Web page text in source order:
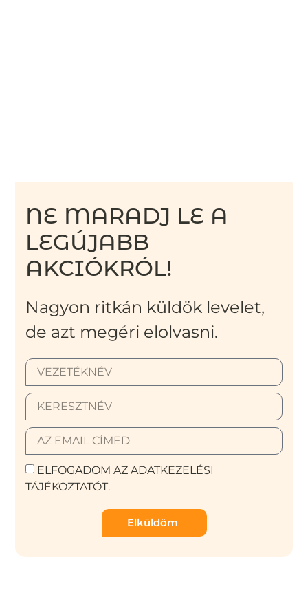
NE MARADJ LE A
LEGÚJABB
AKCIÓKRÓL!
Nagyon ritkán küldök levelet,
de azt megéri elolvasni.
ELFOGADOM AZ ADATKEZELÉSI
TÁJÉKOZTATÓT.
Elküldöm